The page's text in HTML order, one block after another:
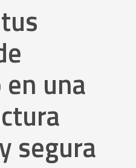
una
segura